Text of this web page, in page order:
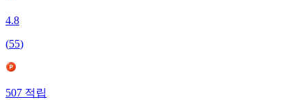
4.8
(55)
507적립